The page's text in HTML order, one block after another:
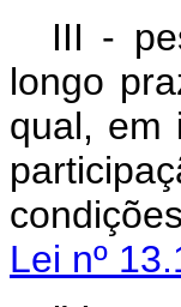
III -
longo
qual, em
Lei nº